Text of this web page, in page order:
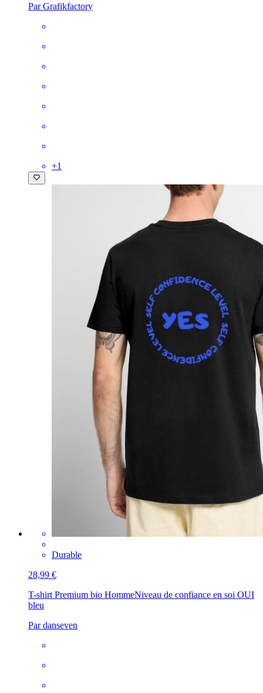
Par Grafikfactory
+1
Durable
28,99 €
T-shirt Premium bio HommeNiveau de confiance en soi OUI
bleu
Par danseven